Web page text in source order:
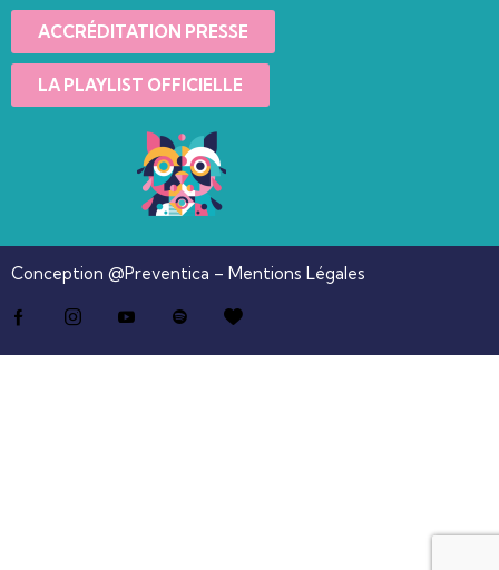
ACCRÉDITATION PRESSE
LA PLAYLIST OFFICIELLE
Conception @Preventica – Mentions Légales